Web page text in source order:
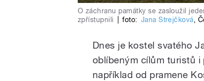
O záchranu památky se zasloužil
zpřístupnili
foto: Jana Strejčková,
Dnes je kostel svatého
oblíbeným cílům turistů i
například od pramene